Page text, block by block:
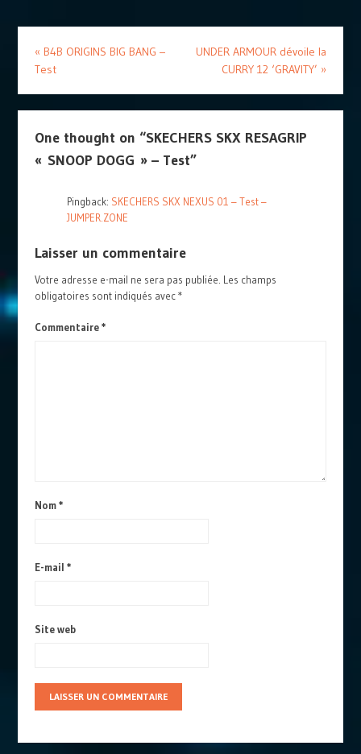
« B4B ORIGINS BIG BANG –
Test
UNDER ARMOUR dévoile la
CURRY 12 ‘GRAVITY’ »
One thought on “SKECHERS SKX RESAGRIP
« SNOOP DOGG » – Test”
Pingback: SKECHERS SKX NEXUS 01 – Test –
JUMPER.ZONE
Laisser un commentaire
Votre adresse e-mail ne sera pas publiée. Les champs
obligatoires sont indiqués avec*
Commentaire*
Nom*
E-mail *
Site web